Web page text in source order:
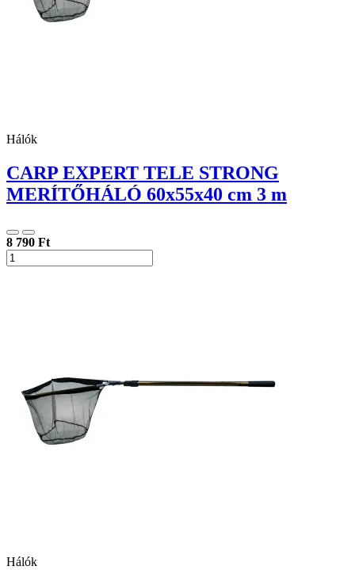
Hálók
CARP EXPERT TELE STRONG
MERÍTŐHÁLÓ 60x55x40 cm 3 m
8 790 Ft
Hálók